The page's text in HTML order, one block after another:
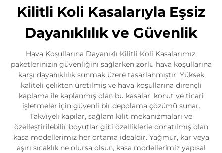
Kilitli Koli Kasalarıyla Eşsiz
Dayanıklılık ve Güvenlik
Hava Koşullarına Dayanıklı Kilitli Koli Kasalarımız,
paketlerinizin güvenliğini sağlarken zorlu hava koşullarına
karşı dayanıklılık sunmak üzere tasarlanmıştır. Yüksek
kaliteli çelikten üretilmiş ve hava koşullarına dirençli
kaplama ile kaplanmış olan bu kasalar, konut ve ticari
işletmeler için güvenli bir depolama çözümü sunar.
Takviyeli kapılar, sağlam kilit mekanizmaları ve
özelleştirilebilir boyutlar gibi özelliklerle donatılmış olan
kasa modellerimiz her ortama idealdir. Yağmur, kar veya
aşırı sıcaklık ne olursa olsun, kasa modellerimiz yapısal